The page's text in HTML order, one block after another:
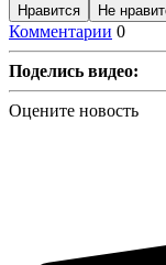
Нравится Не
Комментарии 0
Поделись видео:
Оцените новость